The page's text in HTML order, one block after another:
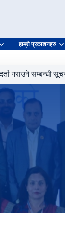
हाम्रो प्रकाशनहरु
सम्बन्धी सूचना ।